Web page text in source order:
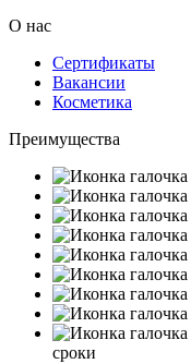
О нас
Сертификаты
Вакансии
Косметика
Преимущества
сроки